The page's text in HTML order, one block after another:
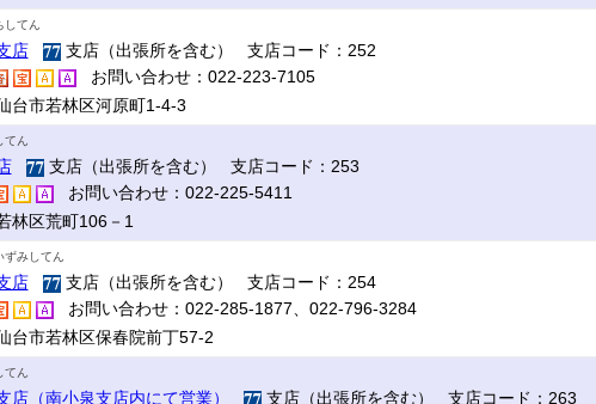
てん
店
支店（出張所を含む） 支店コード：252
お問い合わせ：022-223-7105
台市若林区河原町1-4-3
ん
支店（出張所を含む） 支店コード：253
お問い合わせ：022-225-5411
林区荒町106－1
みしてん
店
支店（出張所を含む） 支店コード：254
お問い合わせ：022-285-1877、022-796-3284
台市若林区保春院前丁57-2
ん
店（南小泉支店内にて営業）
支店（出張所を含む） 支店コード：263